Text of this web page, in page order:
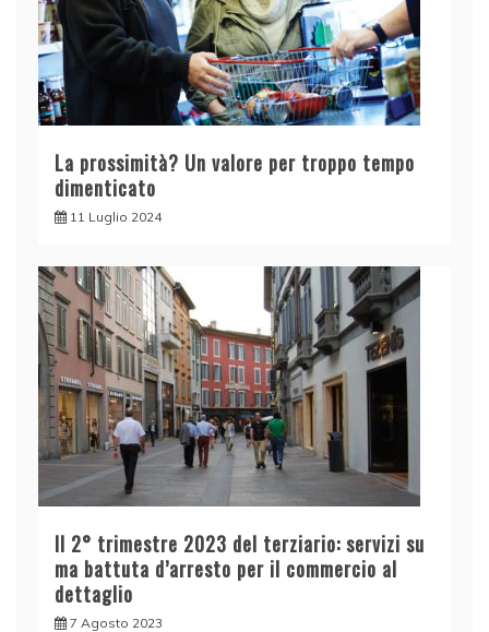
La prossimità? Un valore per troppo tempo
dimenticato
11 Luglio 2024
Il 2° trimestre 2023 del terziario: servizi su
ma battuta d’arresto per il commercio al
dettaglio
7 Agosto 2023